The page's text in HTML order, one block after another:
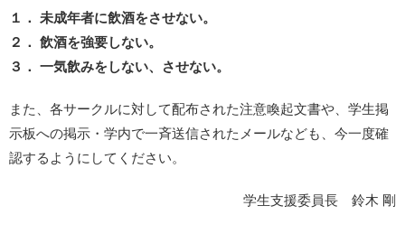
１． 未成年者に飲酒をさせない。
２． 飲酒を強要しない。
３． 一気飲みをしない、させない。
また、各サークルに対して配布された注意喚起文書や、学生掲
示板への掲示・学内で一斉送信されたメールなども、今一度確
認するようにしてください。
学生支援委員長 鈴木 剛